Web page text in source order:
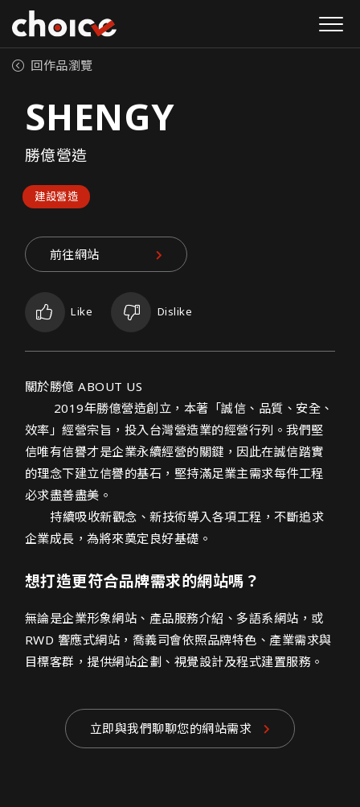
回作品瀏覽
SHENGY
勝億營造
建設營造
前往網站
Like Dislike
勝億營造網頁設計介紹
關於勝億 ABOUT US
2019年勝億營造創立，本著「誠信、品質、安全、
效率」經營宗旨，投入台灣營造業的經營行列。我們堅
信唯有信譽才是企業永續經營的關鍵，因此在誠信踏實
的理念下建立信譽的基石，堅持滿足業主需求每件工程
必求盡善盡美。
持續吸收新觀念、新技術導入各項工程，不斷追求
企業成長，為將來奠定良好基礎。
想打造更符合品牌需求的網站嗎？
無論是企業形象網站、產品服務介紹、多語系網站，或
RWD 響應式網站，喬義司會依照品牌特色、產業需求與
目標客群，提供網站企劃、視覺設計及程式建置服務。
立即與我們聊聊您的網站需求